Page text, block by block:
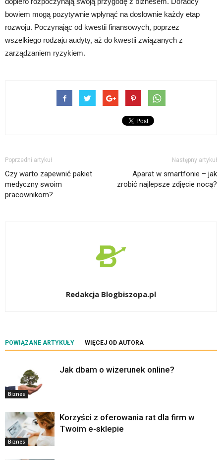
bowiem mogą pozytywnie wpłynąć na dosłownie każdy etap
rozwoju. Poczynając od kwestii finansowych, poprzez
wszelkiego rodzaju audyty, aż do kwestii związanych z
zarządzaniem ryzykiem.
Poprzedni artykuł
Czy warto zapewnić pakiet
medyczny swoim
pracownikom?
Następny artykuł
Aparat w smartfonie – jak
zrobić najlepsze zdjęcie nocą?
Redakcja Blogbiszopa.pl
POWIĄZANE ARTYKUŁY WIĘCEJ OD AUTORA
Biznes
Jak dbam o wizerunek online?
Biznes
Korzyści z oferowania rat dla firm w
Twoim e-sklepie